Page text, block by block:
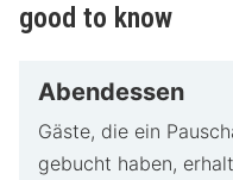
good to know
Abendessen
Gäste, die ein
gebucht haben,